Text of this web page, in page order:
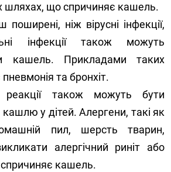
шляхах, що спричиняє кашель.
ніж вірусні інфекції,
інфекції також можуть
кашель. Прикладами таких
пневмонія та бронхіт.
реакції також можуть бути
у дітей. Алергени, такі як
пил, шерсть тварин,
алергічний риніт або
кашель.